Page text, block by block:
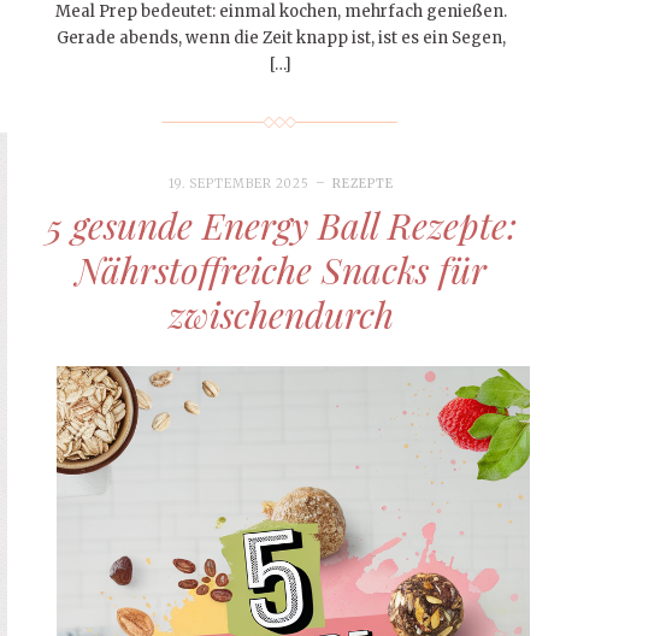
Meal Prep bedeutet: einmal kochen, mehrfach genießen.
Gerade abends, wenn die Zeit knapp ist, ist es ein Segen,
[…]
19. SEPTEMBER 2025 REZEPTE
5 gesunde Energy Ball Rezepte:
Nährstoffreiche Snacks für
zwischendurch